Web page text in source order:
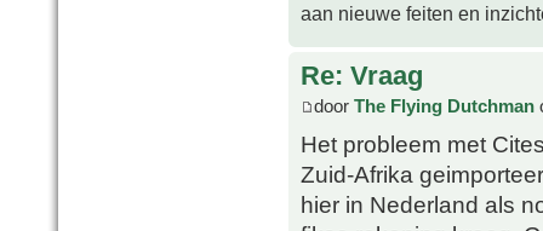
aan nieuwe feiten en
Re: Vraag
door The Flying Dutchman
Het probleem met
Zuid-Afrika
hier in Nederland als